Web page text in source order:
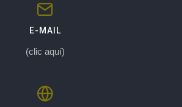
E-MAIL
(clic aquí)